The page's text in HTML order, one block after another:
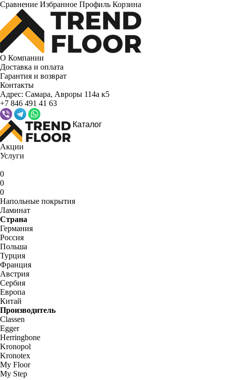
Сравнение Избранное Профиль Корзина
О Компании
Доставка и оплата
Гарантия и возврат
Контакты
Адрес: Самара, Авроры 114а к5
+7 846 491 41 63
Каталог
Акции
Услуги
0
0
0
Напольные покрытия
Ламинат
Страна
Германия
Россия
Польша
Турция
Франция
Австрия
Сербия
Европа
Китай
Производитель
Classen
Egger
Herringbone
Kronopol
Kronotex
My Floor
My Step